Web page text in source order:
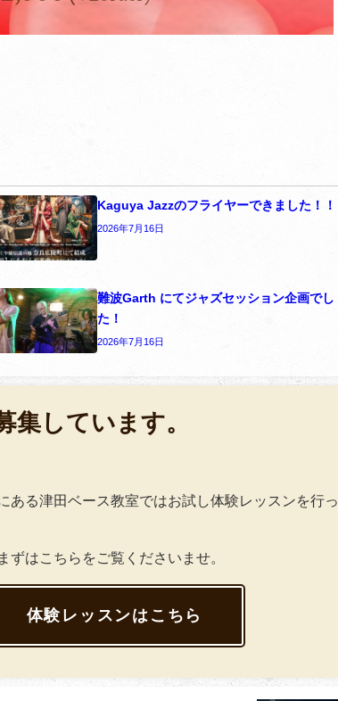
Kaguya Jazzのフライヤーできました！！
2026年7月16日
難波Garth にてジャズセッション企画でし
た！
2026年7月16日
集しています。
ある津田ベース教室ではお試し体験レッスンを行っ
ずはこちらをご覧くださいませ。
体験レッスンはこちら